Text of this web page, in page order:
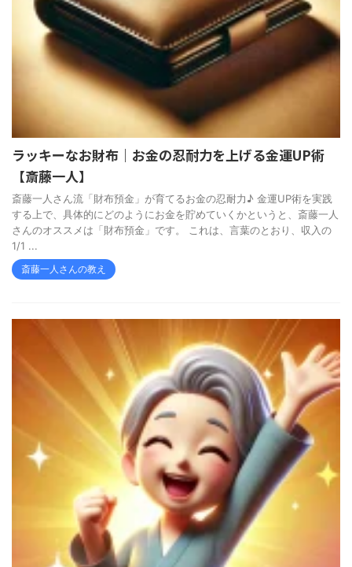
ラッキーなお財布｜お金の忍耐力を上げる金運UP術
【斎藤一人】
斎藤一人さん流「財布預金」が育てるお金の忍耐力♪ 金運UP術を実践
する上で、具体的にどのようにお金を貯めていくかというと、斎藤一人
さんのオススメは「財布預金」です。 これは、言葉のとおり、収入の
1/1 ...
斎藤一人さんの教え